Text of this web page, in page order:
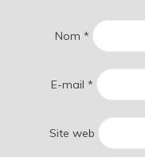
Nom *
E-mail *
Site web